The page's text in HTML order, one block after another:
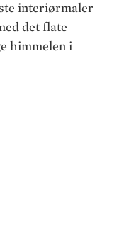
interiørmaler
det flate
himmelen i